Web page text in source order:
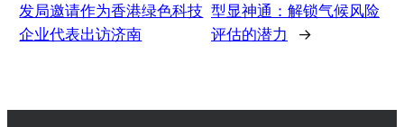
发局邀请作为香港绿色科技
企业代表出访济南
型显神通：解锁气候风险
评估的潜力
→